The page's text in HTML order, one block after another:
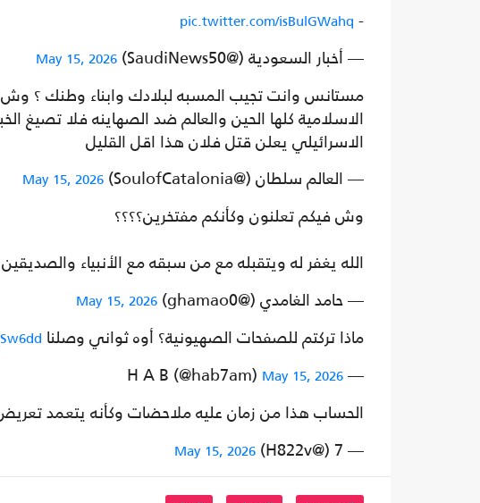
-
pic.twitter.com/isBulGWahq
— أخبار السعودية (@SaudiNews50) May 15, 2026
مستانس وانت تجيب المسبه لبلادك وابناء وطنك ؟
الاسلامية كلها الحين والعالم ضد الصهاينه فلا تصيغ
الاسرائيلي يعلن قتل فلان هذا اقل القليل
— العالم سلطان (@SoulofCatalonia)
May 15, 2026
وش فيكم تعلنون وكأنكم مفتخرين؟؟؟؟
الله يغفر له ويتقبله مع من سبقه مع الأنبياء
— حامد الغامدي (@ghamao0) May 15, 2026
ماذا تركتم للصفحات الصهيونية؟ أوه ثواني وصلنا
— H A B (@hab7am)
May 15, 2026
الحساب هذا من زمان عليه ملاحضات وكأنه يتعمد
— 7 (@H822v)
May 15, 2026